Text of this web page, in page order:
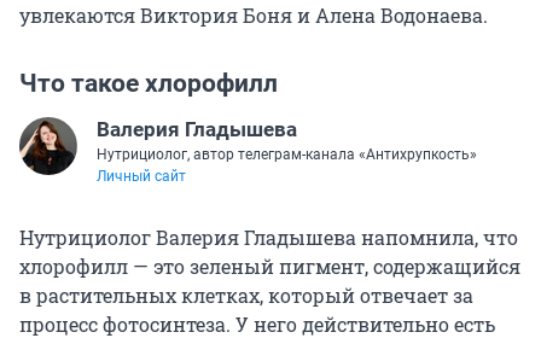
увлекаются Виктория Боня и Алена Водонаева.
Что такое хлорофилл
Валерия Гладышева
Нутрициолог, автор телеграм-канала «Антихрупкость»
Личный сайт
Нутрициолог Валерия Гладышева напомнила, что
хлорофилл — это зеленый пигмент, содержащийся
в растительных клетках, который отвечает за
процесс фотосинтеза. У него действительно есть